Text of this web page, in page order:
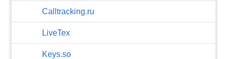
Calltracking.ru
LiveTex
Keys.so